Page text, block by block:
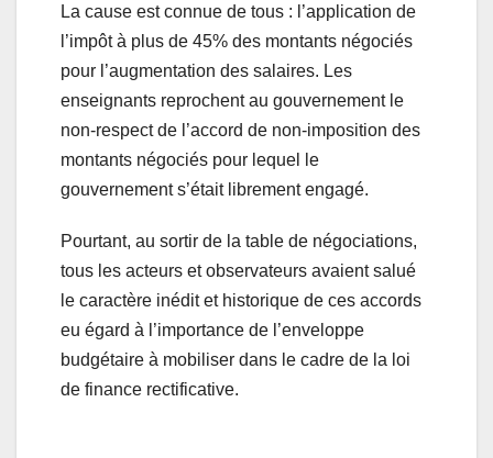
La cause est connue de tous : l’application de
l’impôt à plus de 45% des montants négociés
pour l’augmentation des salaires. Les
enseignants reprochent au gouvernement le
non-respect de l’accord de non-imposition des
montants négociés pour lequel le
gouvernement s’était librement engagé.
Pourtant, au sortir de la table de négociations,
tous les acteurs et observateurs avaient salué
le caractère inédit et historique de ces accords
eu égard à l’importance de l’enveloppe
budgétaire à mobiliser dans le cadre de la loi
de finance rectificative.